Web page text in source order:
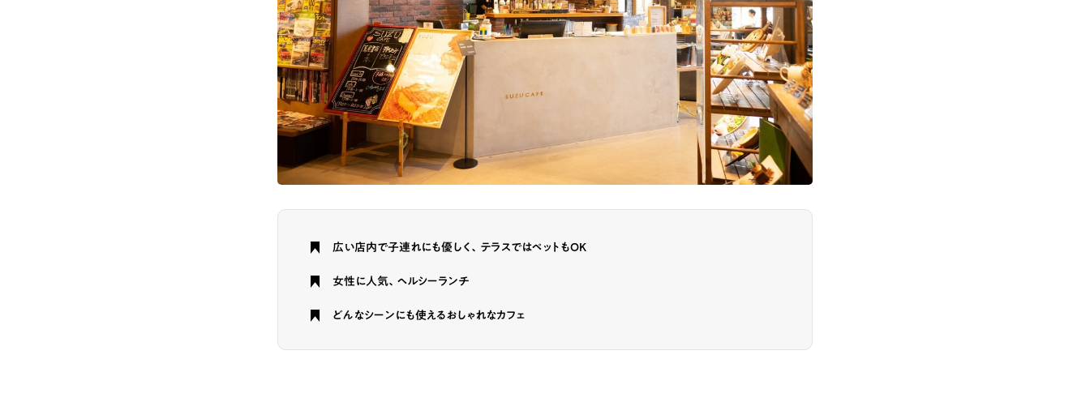
広い店内で子連れにも優しく、テラスではペットもOK
女性に人気、ヘルシーランチ
どんなシーンにも使えるおしゃれなカフェ